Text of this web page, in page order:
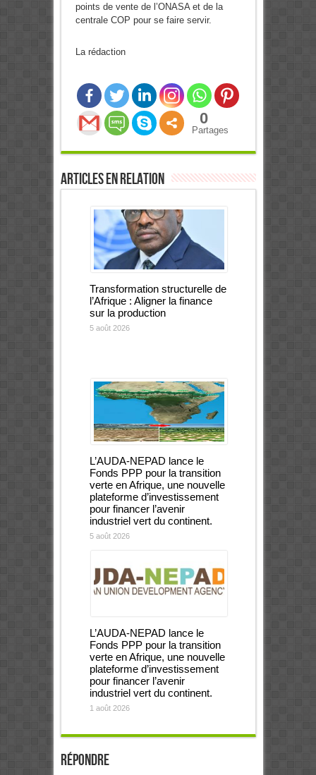
points de vente de l’ONASA et de la
centrale COP pour se faire servir.
La rédaction
0
Partages
Articles en relation
Transformation structurelle de
l’Afrique : Aligner la finance
sur la production
5 août 2026
L’AUDA-NEPAD lance le
Fonds PPP pour la transition
verte en Afrique, une nouvelle
plateforme d’investissement
pour financer l’avenir
industriel vert du continent.
5 août 2026
L’AUDA-NEPAD lance le
Fonds PPP pour la transition
verte en Afrique, une nouvelle
plateforme d’investissement
pour financer l’avenir
industriel vert du continent.
1 août 2026
Répondre